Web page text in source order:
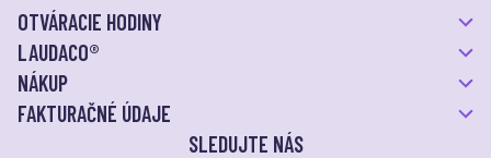
OTVÁRACIE HODINY
LAUDACO®
NÁKUP
FAKTURAČNÉ ÚDAJE
SLEDUJTE NÁS